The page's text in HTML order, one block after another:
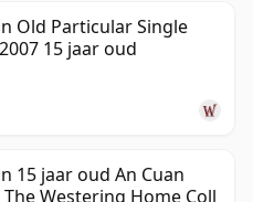
Old Particular Single
15 jaar oud
15 jaar oud An Cuan
Westering Home Coll